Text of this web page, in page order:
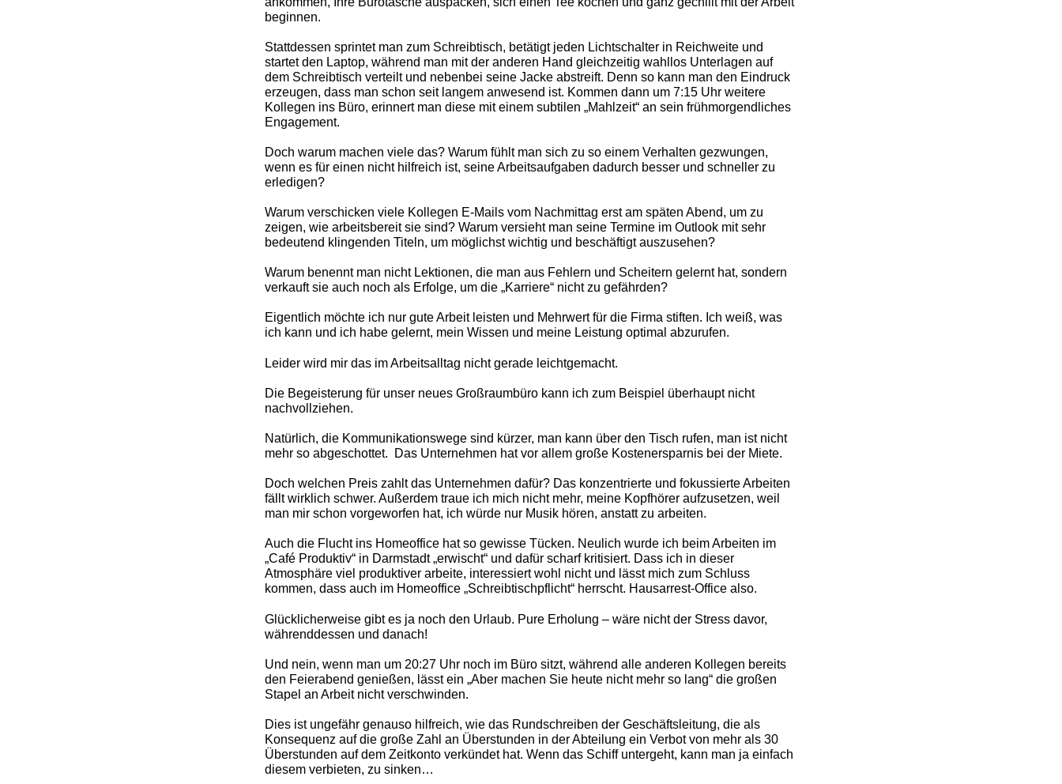
beginnen.
Stattdessen sprintet man zum Schreibtisch, betätigt jeden Lichtschalter in Reichweite und
startet den Laptop, während man mit der anderen Hand gleichzeitig wahllos Unterlagen auf
dem Schreibtisch verteilt und nebenbei seine Jacke abstreift. Denn so kann man den Eindruck
erzeugen, dass man schon seit langem anwesend ist. Kommen dann um 7:15 Uhr weitere
Kollegen ins Büro, erinnert man diese mit einem subtilen „Mahlzeit“ an sein frühmorgendliches
Engagement.
Doch warum machen viele das? Warum fühlt man sich zu so einem Verhalten gezwungen,
wenn es für einen nicht hilfreich ist, seine Arbeitsaufgaben dadurch besser und schneller zu
erledigen?
Warum verschicken viele Kollegen E-Mails vom Nachmittag erst am späten Abend, um zu
zeigen, wie arbeitsbereit sie sind? Warum versieht man seine Termine im Outlook mit sehr
bedeutend klingenden Titeln, um möglichst wichtig und beschäftigt auszusehen?
Warum benennt man nicht Lektionen, die man aus Fehlern und Scheitern gelernt hat, sondern
verkauft sie auch noch als Erfolge, um die „Karriere“ nicht zu gefährden?
Eigentlich möchte ich nur gute Arbeit leisten und Mehrwert für die Firma stiften. Ich weiß, was
ich kann und ich habe gelernt, mein Wissen und meine Leistung optimal abzurufen.
Leider wird mir das im Arbeitsalltag nicht gerade leichtgemacht.
Die Begeisterung für unser neues Großraumbüro kann ich zum Beispiel überhaupt nicht
nachvollziehen.
Natürlich, die Kommunikationswege sind kürzer, man kann über den Tisch rufen, man ist nicht
mehr so abgeschottet. Das Unternehmen hat vor allem große Kostenersparnis bei der Miete.
Doch welchen Preis zahlt das Unternehmen dafür? Das konzentrierte und fokussierte Arbeiten
fällt wirklich schwer. Außerdem traue ich mich nicht mehr, meine Kopfhörer aufzusetzen, weil
man mir schon vorgeworfen hat, ich würde nur Musik hören, anstatt zu arbeiten.
Auch die Flucht ins Homeoffice hat so gewisse Tücken. Neulich wurde ich beim Arbeiten im
„Café Produktiv“ in Darmstadt „erwischt“ und dafür scharf kritisiert. Dass ich in dieser
Atmosphäre viel produktiver arbeite, interessiert wohl nicht und lässt mich zum Schluss
kommen, dass auch im Homeoffice „Schreibtischpflicht“ herrscht. Hausarrest-Office also.
Glücklicherweise gibt es ja noch den Urlaub. Pure Erholung – wäre nicht der Stress davor,
währenddessen und danach!
Und nein, wenn man um 20:27 Uhr noch im Büro sitzt, während alle anderen Kollegen bereits
den Feierabend genießen, lässt ein „Aber machen Sie heute nicht mehr so lang“ die großen
Stapel an Arbeit nicht verschwinden.
Dies ist ungefähr genauso hilfreich, wie das Rundschreiben der Geschäftsleitung, die als
Konsequenz auf die große Zahl an Überstunden in der Abteilung ein Verbot von mehr als 30
Überstunden auf dem Zeitkonto verkündet hat. Wenn das Schiff untergeht, kann man ja einfach
diesem verbieten, zu sinken…